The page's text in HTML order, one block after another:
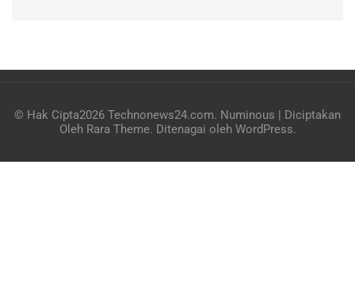
© Hak Cipta2026 Technonews24.com. Numinous | Diciptakan
Oleh Rara Theme. Ditenagai oleh WordPress.